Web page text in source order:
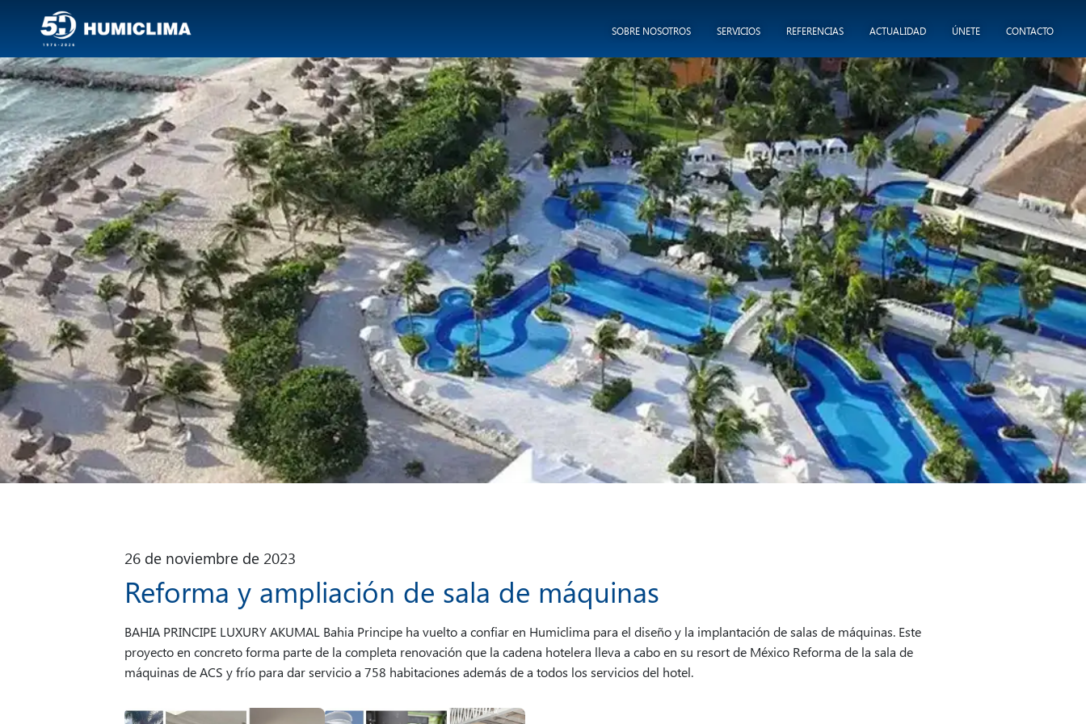
SOBRE NOSOTROS SERVICIOS REFERENCIAS ACTUALIDAD ÚNETE CONTACTO
26 de noviembre de 2023
Reforma y ampliación de sala de máquinas
BAHIA PRINCIPE LUXURY AKUMAL Bahia Principe ha vuelto a confiar en Humiclima para el diseño y la implantación de salas de máquinas. Este
proyecto en concreto forma parte de la completa renovación que la cadena hotelera lleva a cabo en su resort de México Reforma de la sala de
máquinas de ACS y frío para dar servicio a 758 habitaciones además de a todos los servicios del hotel.